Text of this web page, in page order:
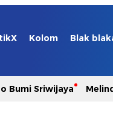
Kolom Blak
Bumi Sriwijaya